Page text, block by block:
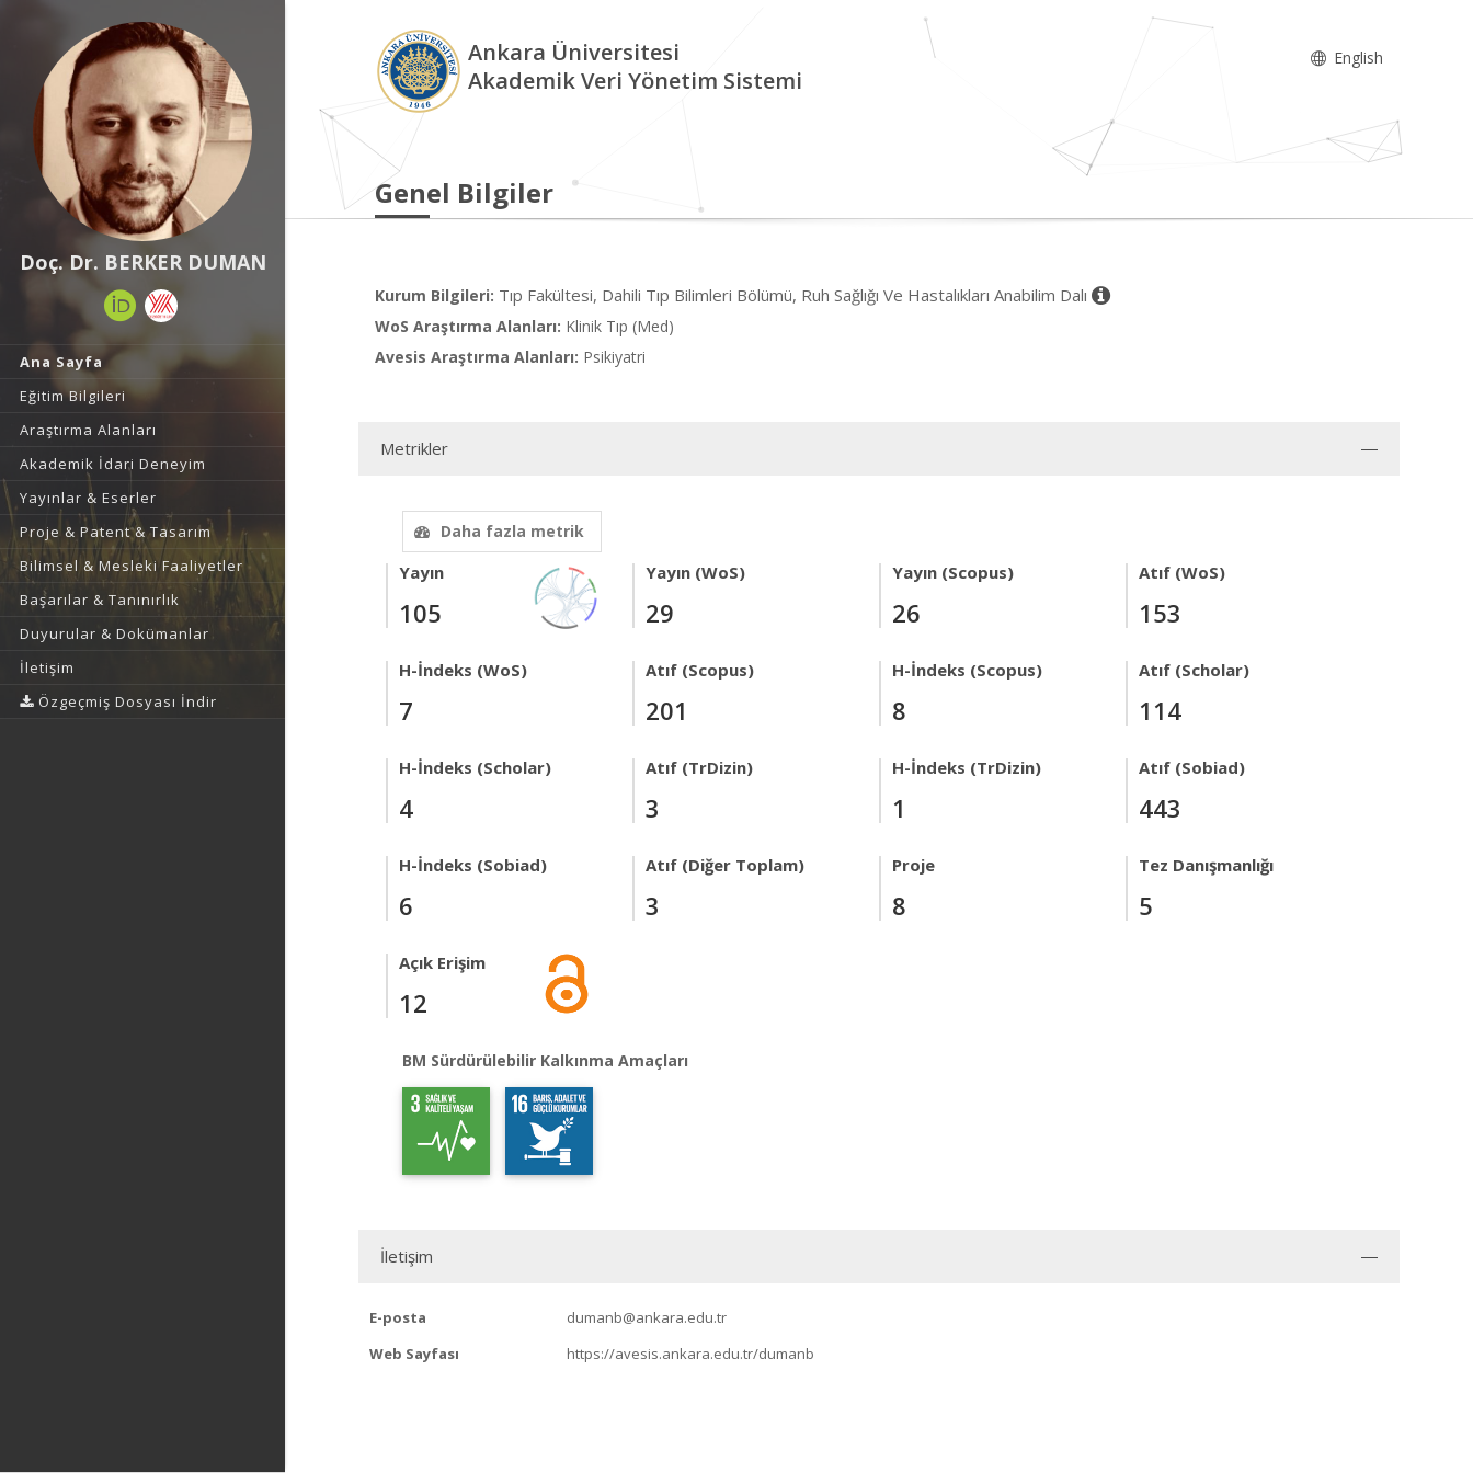
Doç. Dr. BERKER DUMAN
Ana Sayfa
Eğitim Bilgileri
Araştırma Alanları
Akademik İdari Deneyim
Yayınlar & Eserler
Proje & Patent & Tasarım
Bilimsel & Mesleki Faaliyetler
Başarılar & Tanınırlık
Duyurular & Dokümanlar
İletişim
Özgeçmiş Dosyası İndir
Ankara Üniversitesi
Akademik Veri Yönetim Sistemi
English
Genel Bilgiler
Kurum Bilgileri: Tıp Fakültesi, Dahili Tıp Bilimleri Bölümü, Ruh Sağlığı Ve Hastalıkları Anabilim Dalı
WoS Araştırma Alanları: Klinik Tıp (Med)
Avesis Araştırma Alanları: Psikiyatri
Metrikler
Daha fazla metrik
Yayın
105
Yayın (WoS)
29
Yayın (Scopus)
26
Atıf (WoS)
153
H-İndeks (WoS)
7
Atıf (Scopus)
201
H-İndeks (Scopus)
8
Atıf (Scholar)
114
H-İndeks (Scholar)
4
Atıf (TrDizin)
3
H-İndeks (TrDizin)
1
Atıf (Sobiad)
443
H-İndeks (Sobiad)
6
Atıf (Diğer Toplam)
3
Proje
8
Tez Danışmanlığı
5
Açık Erişim
12
BM Sürdürülebilir Kalkınma Amaçları
İletişim
E-posta
dumanb@ankara.edu.tr
Web Sayfası
https://avesis.ankara.edu.tr/dumanb